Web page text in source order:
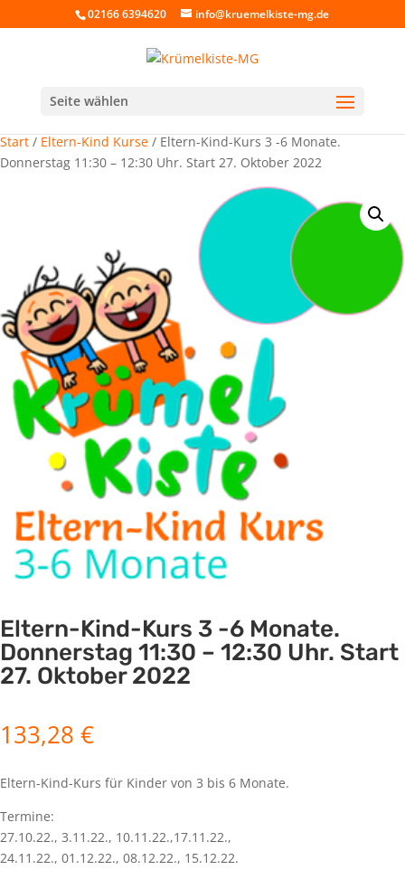
02166 6394620 info@kruemelkiste-mg.de
Seite wählen
Start / Eltern-Kind Kurse / Eltern-Kind-Kurs 3 -6 Monate.
Donnerstag 11:30 – 12:30 Uhr. Start 27. Oktober 2022
Eltern-Kind-Kurs 3 -6 Monate.
Donnerstag 11:30 – 12:30 Uhr. Start
27. Oktober 2022
133,28 €
Eltern-Kind-Kurs für Kinder von 3 bis 6 Monate.
Termine:
27.10.22., 3.11.22., 10.11.22.,17.11.22.,
24.11.22., 01.12.22., 08.12.22., 15.12.22.